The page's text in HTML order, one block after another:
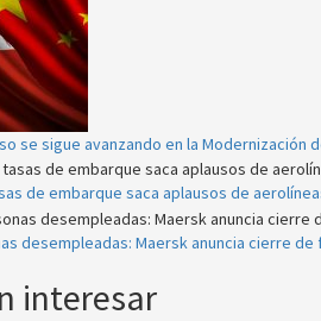
se sigue avanzando en la Modernización
de embarque saca aplausos de
desempleadas: Maersk anuncia cierre de
interesar